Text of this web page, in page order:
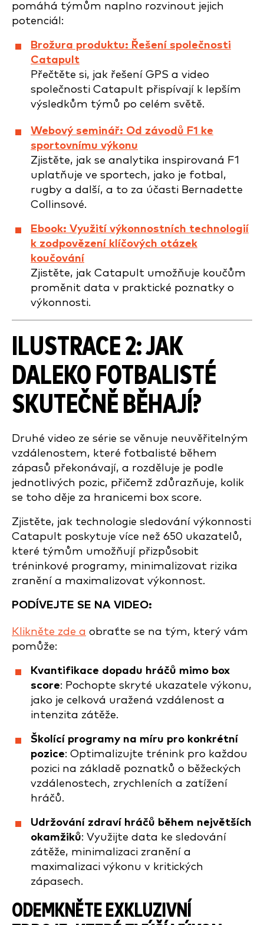
pomáhá týmům naplno rozvinout jejich
potenciál:
Brožura produktu: Řešení společnosti
Catapult
Přečtěte si, jak řešení GPS a video
společnosti Catapult přispívají k lepším
výsledkům týmů po celém světě.
Webový seminář: Od závodů F1 ke
sportovnímu výkonu
Zjistěte, jak se analytika inspirovaná F1
uplatňuje ve sportech, jako je fotbal,
rugby a další, a to za účasti Bernadette
Collinsové.
Ebook: Využití výkonnostních technologií
k zodpovězení klíčových otázek
koučování
Zjistěte, jak Catapult umožňuje koučům
proměnit data v praktické poznatky o
výkonnosti.
ILUSTRACE 2: JAK
DALEKO FOTBALISTÉ
SKUTEČNĚ BĚHAJÍ?
Druhé video ze série se věnuje neuvěřitelným
vzdálenostem, které fotbalisté během
zápasů překonávají, a rozděluje je podle
jednotlivých pozic, přičemž zdůrazňuje, kolik
se toho děje za hranicemi box score.
Zjistěte, jak technologie sledování výkonnosti
Catapult poskytuje více než 650 ukazatelů,
které týmům umožňují přizpůsobit
tréninkové programy, minimalizovat rizika
zranění a maximalizovat výkonnost.
PODÍVEJTE SE NA VIDEO:
Klikněte zde a obraťte se na tým, který vám
pomůže:
Kvantifikace dopadu hráčů mimo box
score: Pochopte skryté ukazatele výkonu,
jako je celková uražená vzdálenost a
intenzita zátěže.
Školící programy na míru pro konkrétní
pozice: Optimalizujte trénink pro každou
pozici na základě poznatků o běžeckých
vzdálenostech, zrychleních a zatížení
hráčů.
Udržování zdraví hráčů během největších
okamžiků: Využijte data ke sledování
zátěže, minimalizaci zranění a
maximalizaci výkonu v kritických
zápasech.
ODEMKNĚTE EXKLUZIVNÍ